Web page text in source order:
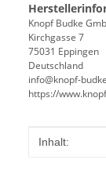
Knopf Budke
Kirchgasse 7
75031 Eppingen
Deutschland
info@knopf-
https://
Wert
Inhalt: